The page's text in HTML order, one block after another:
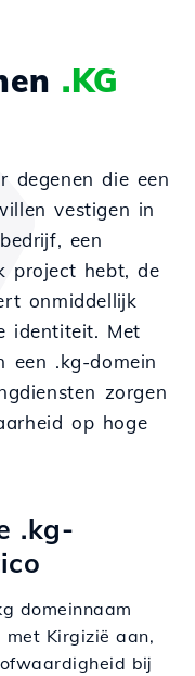
.KG
degenen die een
vestigen in
een
project hebt, de
onmiddellijk
identiteit. Met
een .kg-domein
zorgen
op hoge
.kg-
domeinnaam
Kirgizië aan,
bij